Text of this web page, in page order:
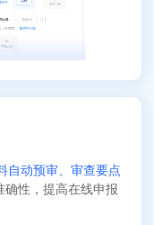
自动预审、审查要点
确性，提高在线申报